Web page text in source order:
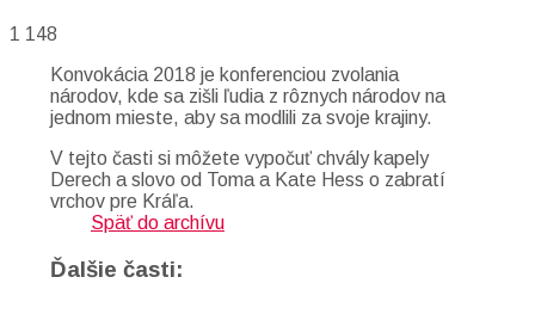
1 148
Konvokácia 2018 je konferenciou zvolania
národov, kde sa zišli ľudia z rôznych národov na
jednom mieste, aby sa modlili za svoje krajiny.
V tejto časti si môžete vypočuť chvály kapely
Derech a slovo od Toma a Kate Hess o zabratí
vrchov pre Kráľa.
Späť do archívu
Ďalšie časti: